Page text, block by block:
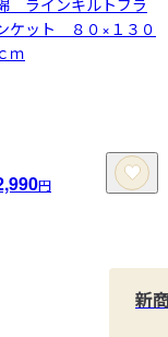
ケット ８０×１３０
ｍ
円
新